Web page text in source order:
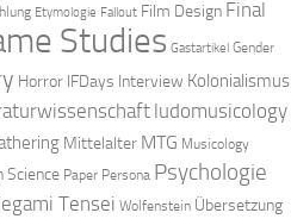
Etymologie Fallout Film Design Final
Studies Gastartikel Gender
Horror IFDays Interview Kolonialismus
ludomusicology
Mittelalter MTG Musicology
Science Paper Persona Psychologie
Tensei Wolfenstein Übersetzung